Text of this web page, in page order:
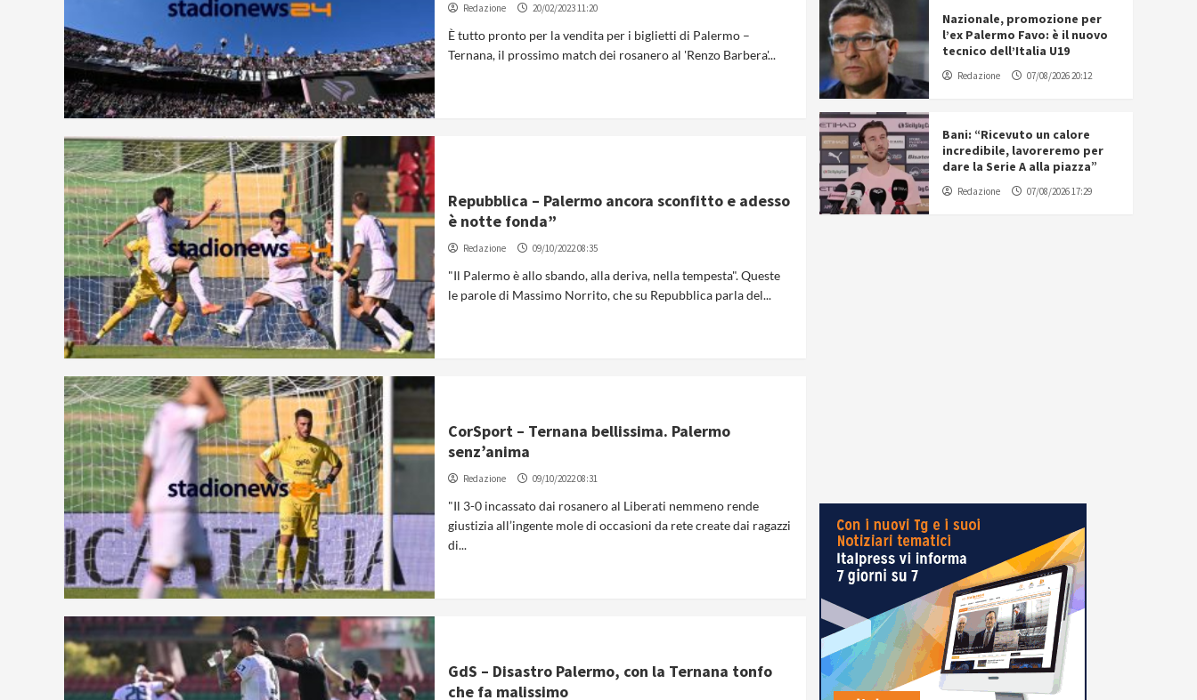
Redazione 20/02/2023 11:20
È tutto pronto per la vendita per i biglietti di Palermo –
Ternana, il prossimo match dei rosanero al 'Renzo Barbera'...
Repubblica – Palermo ancora sconfitto e adesso
è notte fonda”
Redazione 09/10/2022 08:35
"Il Palermo è allo sbando, alla deriva, nella tempesta". Queste
le parole di Massimo Norrito, che su Repubblica parla del...
CorSport – Ternana bellissima. Palermo
senz’anima
Redazione 09/10/2022 08:31
"Il 3-0 incassato dai rosanero al Liberati nemmeno rende
giustizia all’ingente mole di occasioni da rete create dai ragazzi
di...
GdS – Disastro Palermo, con la Ternana tonfo
che fa malissimo
Nazionale, promozione per
l’ex Palermo Favo: è il nuovo
tecnico dell’Italia U19
Redazione 07/08/2026 20:12
Bani: “Ricevuto un calore
incredibile, lavoreremo per
dare la Serie A alla piazza”
Redazione 07/08/2026 17:29